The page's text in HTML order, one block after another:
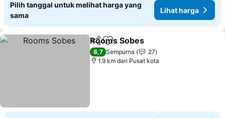
Pilih tanggal untuk melihat harga yang
sama
Lihat harga
BagikanTambahkan ke favorit
Rooms Sobes
8,7 Sempurna
27
1.9 km dari Pusat kota